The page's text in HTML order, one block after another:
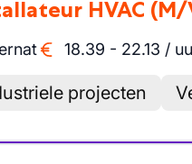
HVAC (M/
18.39 - 22.13 /
projecten